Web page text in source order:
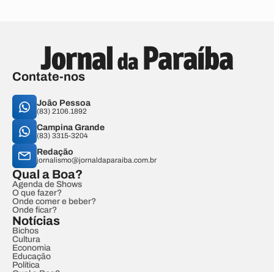
Contate-nos
João Pessoa
(83) 2106.1892
Campina Grande
(83) 3315-3204
Redação
jornalismo@jornaldaparaiba.com.br
Qual a Boa?
Agenda de Shows
O que fazer?
Onde comer e beber?
Onde ficar?
Notícias
Bichos
Cultura
Economia
Educação
Política